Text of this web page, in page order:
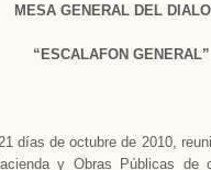
MESA GENERAL DEL
“ESCALAFON GENERAL”
días de octubre de 2010,
y Obras Públicas de